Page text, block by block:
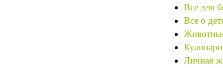
Все для
Все о
Личная